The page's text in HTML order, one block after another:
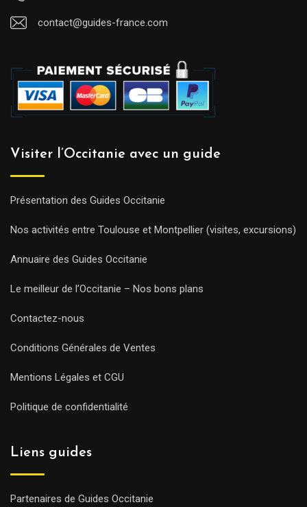
contact@guides-france.com
Visiter l’Occitanie avec un guide
Présentation des Guides Occitanie
Nos activités entre Toulouse et Montpellier (visites, excursions)
Annuaire des Guides Occitanie
Le meilleur de l’Occitanie – Nos bons plans
Contactez-nous
Conditions Générales de Ventes
Mentions Légales et CGU
Politique de confidentialité
Liens guides
Partenaires de Guides Occitanie